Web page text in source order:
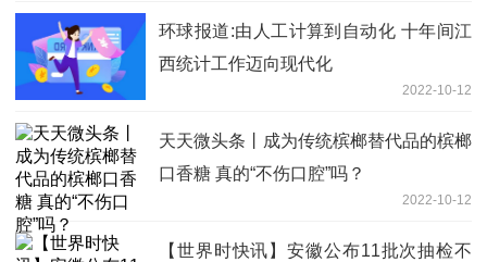
环球报道:由人工计算到自动化 十年间江
西统计工作迈向现代化
2022-10-12
天天微头条丨成为传统槟榔替代品的槟榔
口香糖 真的“不伤口腔”吗？
2022-10-12
【世界时快讯】安徽公布11批次抽检不